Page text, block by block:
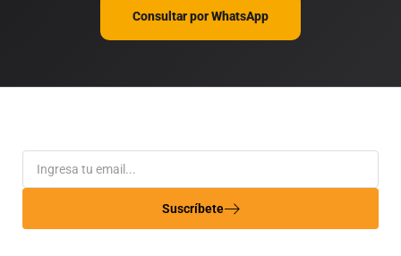
Consultar por WhatsApp
Suscríbete